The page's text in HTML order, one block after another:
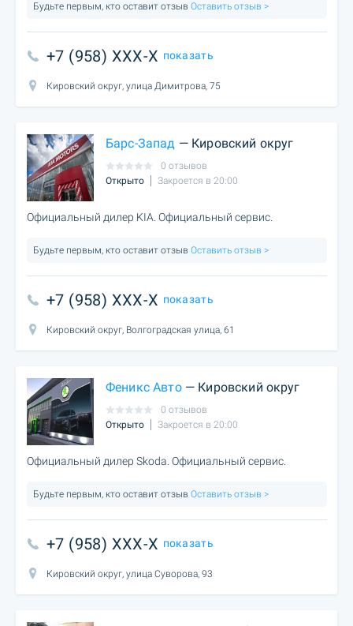
Будьте первым, кто оставит отзыв Оставить отзыв >
+7 (958) XXX-X показать
Кировский округ, улица Димитрова, 75
Барс-Запад — Кировский округ
0 отзывов
Открыто
Закроется в 20:00
Официальный дилер KIA. Официальный сервис.
Будьте первым, кто оставит отзыв Оставить отзыв >
+7 (958) XXX-X показать
Кировский округ, Волгоградская улица, 61
Феникс Авто— Кировский округ
0 отзывов
Открыто
Закроется в 20:00
Официальный дилер Skoda. Официальный сервис.
Будьте первым, кто оставит отзыв Оставить отзыв >
+7 (958) XXX-X показать
Кировский округ, улица Суворова, 93